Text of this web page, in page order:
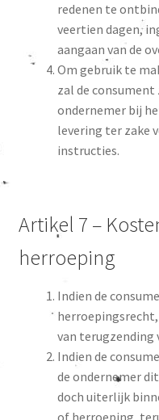
redenen te
veertien dagen,
aangaan van de
Om gebruik te
zal de consument
ondernemer bij
levering ter zake
instructies.
Artikel 7 –
herroeping
Indien de
van terugzending
Indien de
de ondernemer
doch uiterlijk